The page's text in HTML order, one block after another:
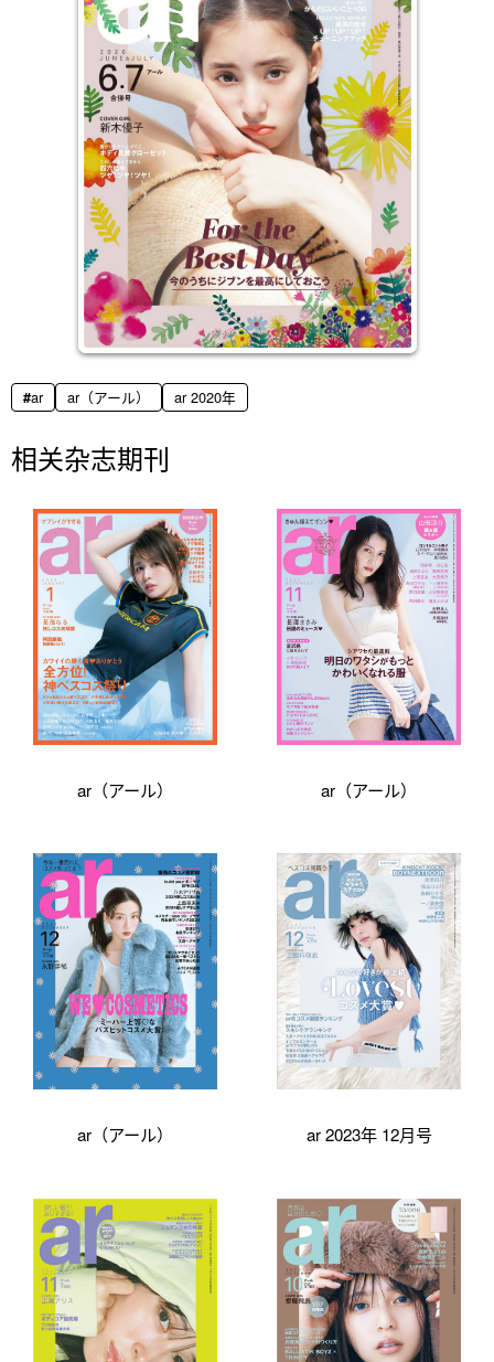
出席各种正式场合，都能以时下最亮眼的发型与彩妆造型展现自我魅
力与风采。
ar ar（アール） ar 2020年
相关杂志期刊
ar（アール） ar（アール）
ar（アール） ar 2023年 12月号